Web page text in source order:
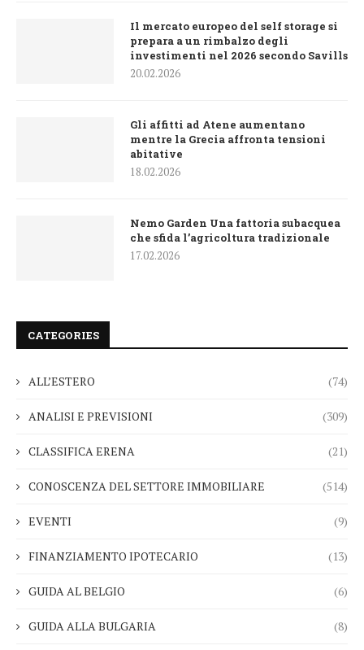
Il mercato europeo del self storage si
prepara a un rimbalzo degli
investimenti nel 2026 secondo Savills
20.02.2026
Gli affitti ad Atene aumentano
mentre la Grecia affronta tensioni
abitative
18.02.2026
Nemo Garden Una fattoria subacquea
che sfida l’agricoltura tradizionale
17.02.2026
CATEGORIES
ALL’ESTERO (74)
ANALISI E PREVISIONI (309)
CLASSIFICA ERENA (21)
CONOSCENZA DEL SETTORE IMMOBILIARE (514)
EVENTI (9)
FINANZIAMENTO IPOTECARIO (13)
GUIDA AL BELGIO (6)
GUIDA ALLA BULGARIA (8)